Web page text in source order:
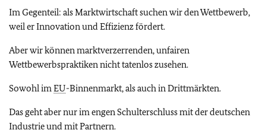
Im Gegenteil: als Marktwirtschaft suchen wir den Wettbewerb,
weil er Innovation und Effizienz fördert.
Aber wir können marktverzerrenden, unfairen
Wettbewerbspraktiken nicht tatenlos zusehen.
Sowohl imEU-Binnenmarkt, als auch in Drittmärkten.
Das geht aber nur im engen Schulterschluss mit der deutschen
Industrie und mit Partnern.